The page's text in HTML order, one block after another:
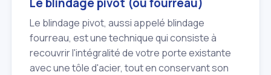
Le blindage pivot (ou fourreau)
Le blindage pivot, aussi appelé blindage
fourreau, est une technique qui consiste à
recouvrir l'intégralité de votre porte existante
avec une tôle d'acier, tout en conservant son